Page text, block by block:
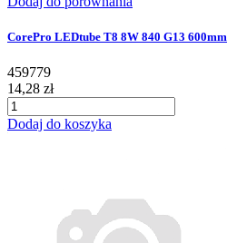
CorePro LEDtube T8 8W 840 G13 600mm
459779
14,28 zł
Dodaj do koszyka